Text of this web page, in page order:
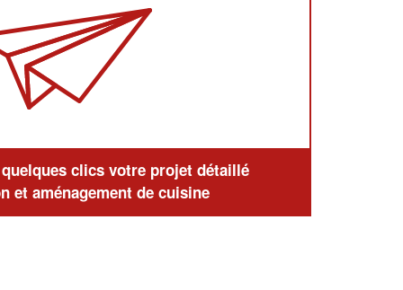
clics votre projet détaillé
et aménagement de cuisine